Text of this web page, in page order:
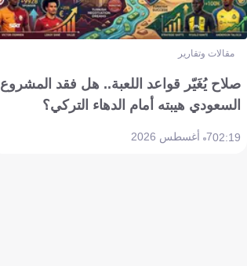
مقالات وتقارير
صلاح يُغَيّر قواعد اللعبة.. هل فقد المشروع
السعودي هيبته أمام الدهاء التركي؟
02:197 أغسطس 2026